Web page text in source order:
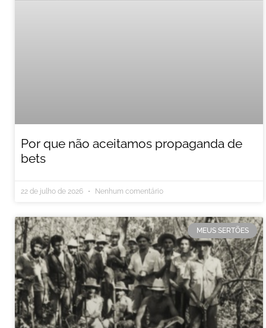
Por que não aceitamos propaganda de
bets
22 de julho de 2026 Nenhum comentário
MEUS SERTÕES